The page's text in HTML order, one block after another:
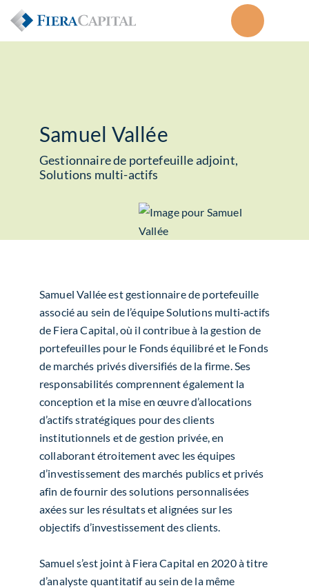
Samuel Vallée
Gestionnaire de portefeuille adjoint,
Solutions multi-actifs
Samuel Vallée est gestionnaire de portefeuille
associé au sein de l’équipe Solutions multi‑actifs
de Fiera Capital, où il contribue à la gestion de
portefeuilles pour le Fonds équilibré et le Fonds
de marchés privés diversifiés de la firme. Ses
responsabilités comprennent également la
conception et la mise en œuvre d’allocations
d’actifs stratégiques pour des clients
institutionnels et de gestion privée, en
collaborant étroitement avec les équipes
d’investissement des marchés publics et privés
afin de fournir des solutions personnalisées
axées sur les résultats et alignées sur les
objectifs d’investissement des clients.
Samuel s’est joint à Fiera Capital en 2020 à titre
d’analyste quantitatif au sein de la même